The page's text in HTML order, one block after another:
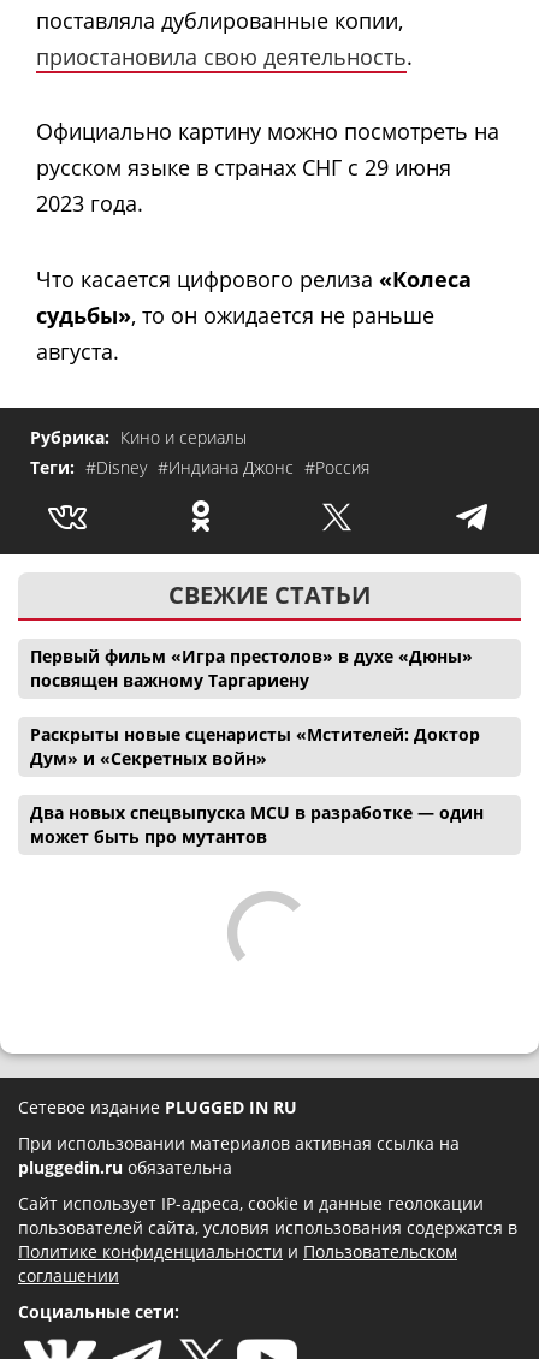
поставляла дублированные копии,
приостановила свою деятельность.
Официально картину можно посмотреть на
русском языке в странах СНГ с 29 июня
2023 года.
Что касается цифрового релиза «Колеса
судьбы», то он ожидается не раньше
августа.
Рубрика: Кино и сериалы
Теги: #Disney #Индиана Джонс #Россия
СВЕЖИЕ СТАТЬИ
Первый фильм «Игра престолов» в духе «Дюны»
посвящен важному Таргариену
Раскрыты новые сценаристы «Мстителей: Доктор
Дум» и «Секретных войн»
Два новых спецвыпуска MCU в разработке — один
может быть про мутантов
Сетевое издание PLUGGED IN RU
При использовании материалов активная ссылка на
pluggedin.ru обязательна
Сайт использует IP-адреса, cookie и данные геолокации
пользователей сайта, условия использования содержатся в
Политике конфиденциальности и Пользовательском
соглашении
Социальные сети: